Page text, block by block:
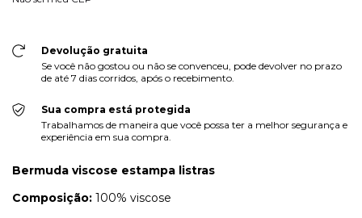
Devolução gratuita
Se você não gostou ou não se convenceu, pode devolver no prazo
de até 7 dias corridos, após o recebimento.
Sua compra está protegida
Trabalhamos de maneira que você possa ter a melhor segurança e
experiência em sua compra.
Bermuda viscose estampa listras
Composição: 100% viscose